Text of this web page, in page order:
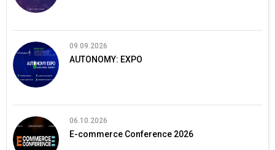
09.09.2026
AUTONOMY: EXPO
06.10.2026
E-commerce Conference 2026